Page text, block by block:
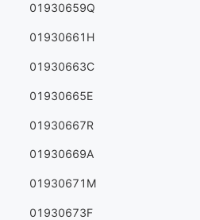
01930659Q
01930661H
01930663C
01930665E
01930667R
01930669A
01930671M
01930673F